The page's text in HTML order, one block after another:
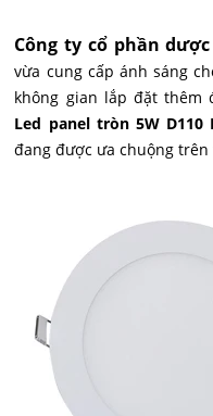
Công ty cổ phần
vừa cung cấp ánh sáng
không gian lắp đặt thêm
Led panel tròn 5W D110
đang được ưa chuộng